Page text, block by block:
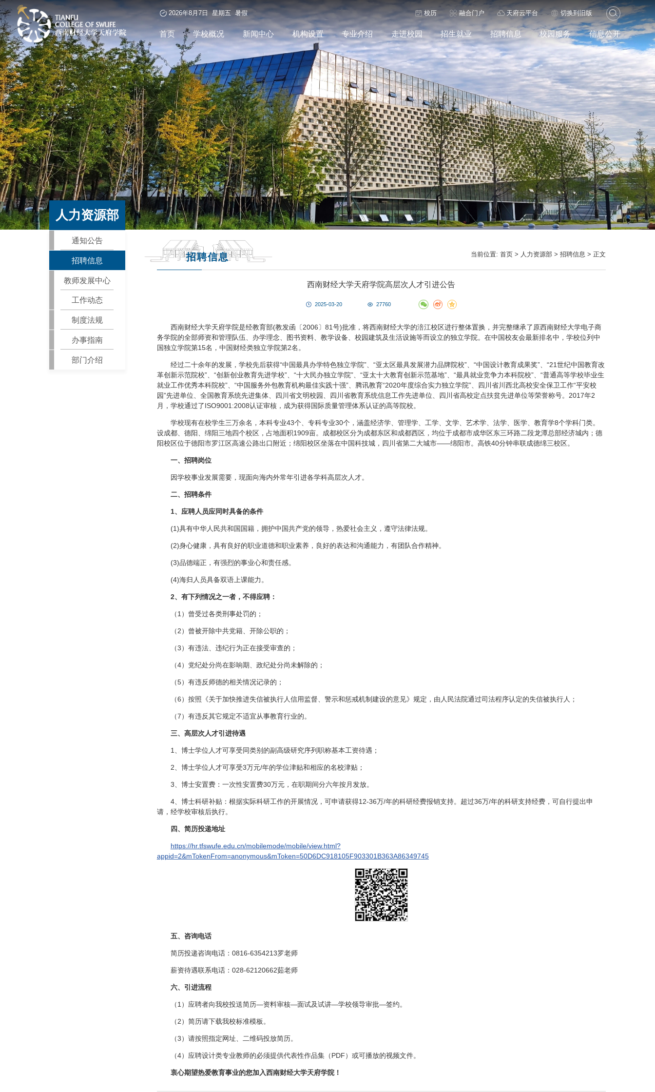
2026年8月7日 星期五 暑假 校历 融合门户 天府云平台 切换到旧版
首页 学校概况 新闻中心 机构设置 专业介绍 走进校园 招生就业 招聘信息 校园服务 信息公开
人力资源部
通知公告
招聘信息
教师发展中心
工作动态
制度法规
办事指南
部门介绍
招聘信息 当前位置:首页 > 人力资源部 >招聘信息 > 正文
西南财经大学天府学院高层次人才引进公告
2025-03-20 27760
西南财经大学天府学院是经教育部(教发函〔2006〕81号)批准，将西南财经大学的涪江校区进行整体置换，并完整继承了原西南财经大学电子商
务学院的全部师资和管理队伍、办学理念、图书资料、教学设备、校园建筑及生活设施等而设立的独立学院。在中国校友会最新排名中，学校位列中
国独立学院第15名，中国财经类独立学院第2名。
经过二十余年的发展，学校先后获得“中国最具办学特色独立学院”、“亚太区最具发展潜力品牌院校”、“中国设计教育成果奖”、“21世纪中国教育改
革创新示范院校”、“创新创业教育先进学校”、“十大民办独立学院”、“亚太十大教育创新示范基地”、“最具就业竞争力本科院校”、“普通高等学校毕业生
就业工作优秀本科院校”、“中国服务外包教育机构最佳实践十强”、腾讯教育“2020年度综合实力独立学院”、四川省川西北高校安全保卫工作“平安校
园”先进单位、全国教育系统先进集体、四川省文明校园、四川省教育系统信息工作先进单位、四川省高校定点扶贫先进单位等荣誉称号。2017年2
月，学校通过了ISO9001:2008认证审核，成为获得国际质量管理体系认证的高等院校。
学校现有在校学生三万余名，本科专业43个、专科专业30个，涵盖经济学、管理学、工学、文学、艺术学、法学、医学、教育学8个学科门类。
设成都、德阳、绵阳三地四个校区，占地面积1909亩。成都校区分为成都东区和成都西区，均位于成都市成华区东三环路二段龙潭总部经济城内；德
阳校区位于德阳市罗江区高速公路出口附近；绵阳校区坐落在中国科技城，四川省第二大城市——绵阳市。高铁40分钟串联成德绵三校区。
一、 招聘岗位
因学校事业发展需要，现面向海内外常年引进各学科高层次人才。
二、 招聘条件
1、应聘人员应同时具备的条件
(1)具有中华人民共和国国籍，拥护中国共产党的领导，热爱社会主义，遵守法律法规。
(2)身心健康，具有良好的职业道德和职业素养，良好的表达和沟通能力，有团队合作精神。
(3)品德端正，有强烈的事业心和责任感。
(4)海归人员具备双语上课能力。
2、有下列情况之一者，不得应聘：
（1）曾受过各类刑事处罚的；
（2）曾被开除中共党籍、开除公职的；
（3）有违法、违纪行为正在接受审查的；
（4）党纪处分尚在影响期、政纪处分尚未解除的；
（5）有违反师德的相关情况记录的；
（6）按照《关于加快推进失信被执行人信用监督、警示和惩戒机制建设的意见》规定，由人民法院通过司法程序认定的失信被执行人；
（7）有违反其它规定不适宜从事教育行业的。
三、 高层次人才引进待遇
1、博士学位人才可享受同类别的副高级研究序列职称基本工资待遇；
2、博士学位人才可享受3万元/年的学位津贴和相应的名校津贴；
3、博士安置费：一次性安置费30万元，在职期间分六年按月发放。
4、博士科研补贴：根据实际科研工作的开展情况，可申请获得12-36万/年的科研经费报销支持。超过36万/年的科研支持经费，可自行提出申
请，经学校审核后执行。
四、简历投递地址
https://hr.tfswufe.edu.cn/mobilemode/mobile/view.html?
appid=2&mTokenFrom=anonymous&mToken=50D6DC918105F903301B363A86349745
五、咨询电话
简历投递咨询电话：0816-6354213罗老师
薪资待遇联系电话：028-62120662茹老师
六、引进流程
（1）应聘者向我校投送简历—资料审核—面试及试讲—学校领导审批—签约。
（2）简历请下载我校标准模板。
（3）请按照指定网址、二维码投放简历。
（4）应聘设计类专业教师的必须提供代表性作品集（PDF）或可播放的视频文件。
衷心期望热爱教育事业的您加入西南财经大学天府学院！